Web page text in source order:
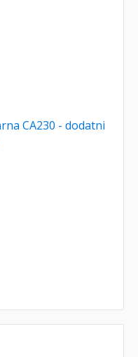
CA230 - dodatni